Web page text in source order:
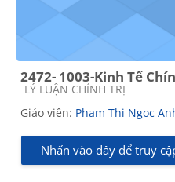
2472- 1003-Kinh Tế
Các loại khóa học
LÝ LUẬN CHÍNH TRỊ
Giáo viên: Pham Thi Ngoc
Nhấn vào đây để truy